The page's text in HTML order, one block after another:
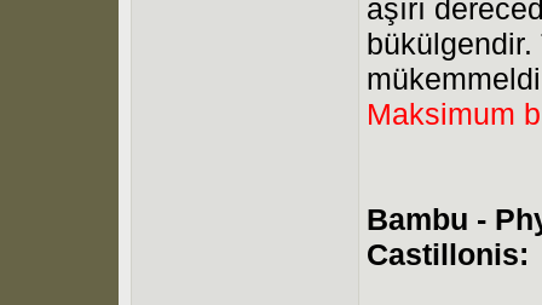
aşırı
bükülgendir.
Maksimum
Bambu -
Castillonis: